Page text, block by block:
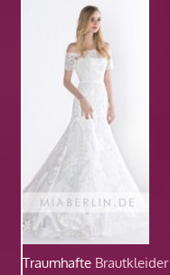
Traumhafte Brautkleider